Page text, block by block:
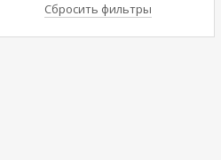
Сбросить фильтры